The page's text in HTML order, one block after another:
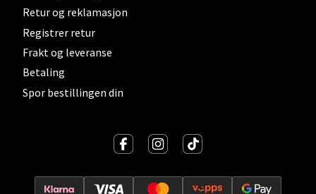
Retur og reklamasjon
Registrer retur
Frakt og leveranse
Betaling
Spor bestillingen din
Steinkjer - Thon Senter Steinkjer
Sjøfartsgata 2, 7714 Steinkjer
Velg